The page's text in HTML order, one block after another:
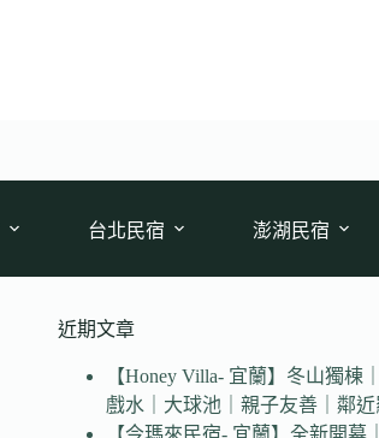
台北民宿 澎湖民宿
近期文章
【Honey Villa- 宜蘭】冬山獨棟
戲水｜大球池｜親子友善｜鄰近
【今瑪來民宿- 宜蘭】全新開幕